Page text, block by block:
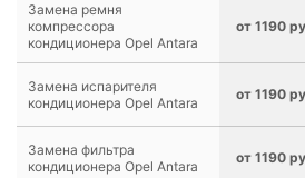
Замена ремня
компрессора
кондиционера Opel Antara
от 1190
Замена испарителя
кондиционера Opel Antara
от 1190
Замена фильтра
кондиционера Opel Antara
от 1190